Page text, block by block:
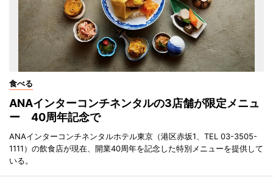
食べる
ANAインターコンチネンタルの3店舗が限定メニュ
ー 40周年記念で
ANAインターコンチネンタルホテル東京（港区赤坂1、TEL 03-3505-
1111）の飲食店が現在、開業40周年を記念した特別メニューを提供して
いる。